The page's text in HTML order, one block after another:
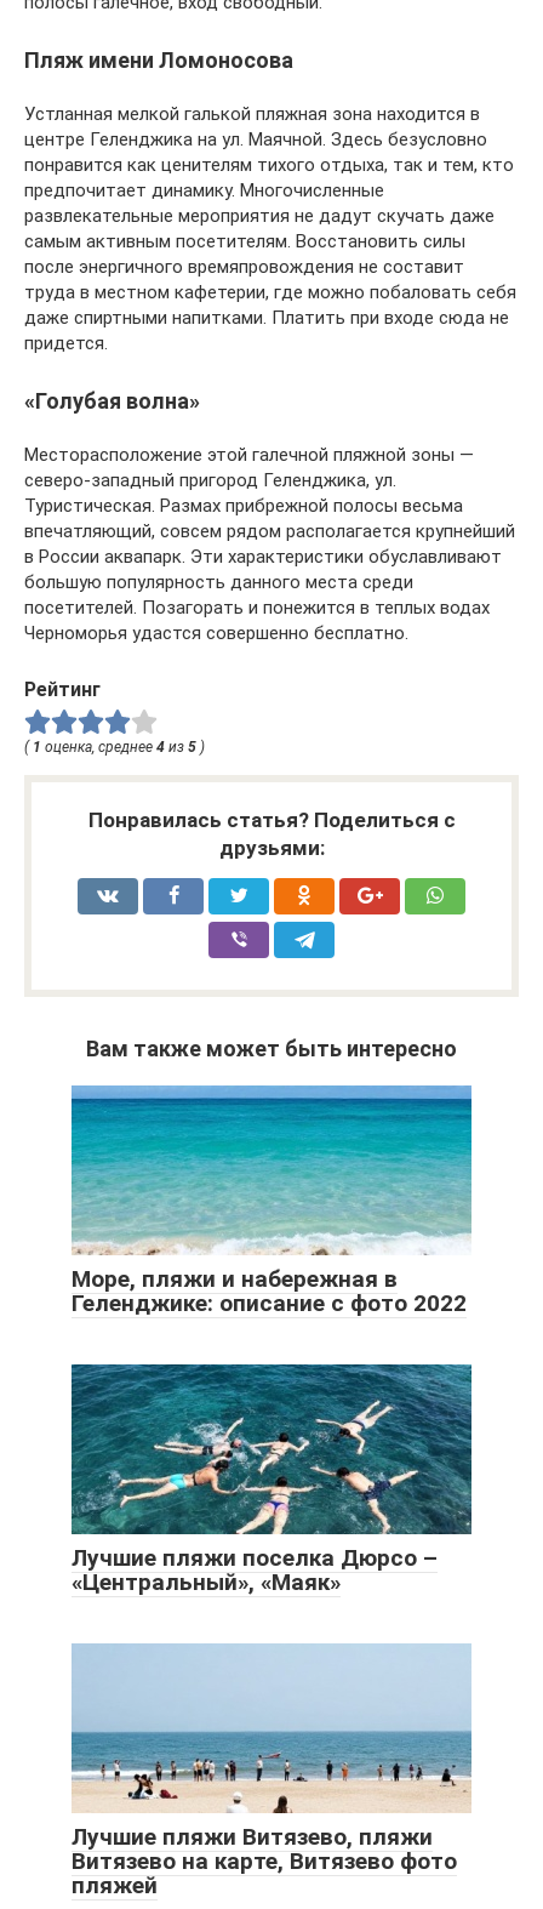
Пляж имени Ломоносова
Устланная мелкой галькой пляжная зона находится в
центре Геленджика на ул. Маячной. Здесь безусловно
понравится как ценителям тихого отдыха, так и тем, кто
предпочитает динамику. Многочисленные
развлекательные мероприятия не дадут скучать даже
самым активным посетителям. Восстановить силы
после энергичного времяпровождения не составит
труда в местном кафетерии, где можно побаловать себя
даже спиртными напитками. Платить при входе сюда не
придется.
«Голубая волна»
Месторасположение этой галечной пляжной зоны —
северо-западный пригород Геленджика, ул.
Туристическая. Размах прибрежной полосы весьма
впечатляющий, совсем рядом располагается крупнейший
в России аквапарк. Эти характеристики обуславливают
большую популярность данного места среди
посетителей. Позагорать и понежится в теплых водах
Черноморья удастся совершенно бесплатно.
Рейтинг
( 1 оценка, среднее 4 из 5 )
Понравилась статья? Поделиться с
друзьями:
Вам также может быть интересно
Море, пляжи и набережная в
Геленджике: описание с фото 2022
Лучшие пляжи поселка Дюрсо –
«Центральный», «Маяк»
Лучшие пляжи Витязево, пляжи
Витязево на карте, Витязево фото
пляжей